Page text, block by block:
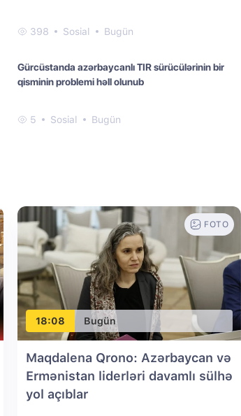
398 Sosial Bugün
Gürcüstanda azərbaycanlı TIR sürücülərinin bir
qisminin problemi həll olunub
5 Sosial Bugün
18:08 Bugün
FOTO
Maqdalena Qrono: Azərbaycan və
Ermənistan liderləri davamlı sülhə
yol açıblar